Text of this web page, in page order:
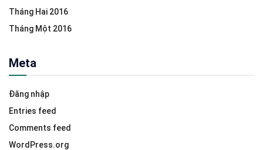
Tháng Hai 2016
Tháng Một 2016
Meta
Đăng nhập
Entries feed
Comments feed
WordPress.org